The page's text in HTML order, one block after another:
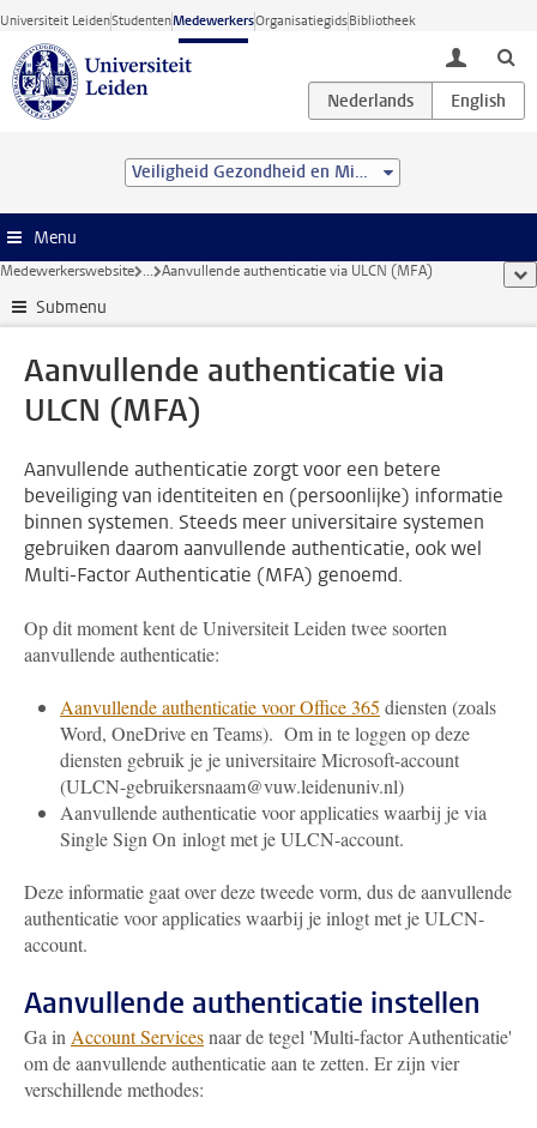
Ga direct naar de inhoud
Universiteit LeidenStudentenMedewerkersOrganisatiegidsBibliotheek
toggle
Veiligheid Gezondheid en Milieu
Menu
Medewerkerswebsite ... Aanvullende authenticatie via ULCN (MFA)
Submenu
Aanvullende authenticatie via
ULCN (MFA)
Aanvullende authenticatie zorgt voor een betere
beveiliging van identiteiten en (persoonlijke) informatie
binnen systemen. Steeds meer universitaire systemen
gebruiken daarom aanvullende authenticatie, ook wel
Multi-Factor Authenticatie (MFA) genoemd.
Op dit moment kent de Universiteit Leiden twee soorten
aanvullende authenticatie:
Aanvullende authenticatie voor Office 365 diensten (zoals
Word, OneDrive en Teams). Om in te loggen op deze
diensten gebruik je je universitaire Microsoft-account
(ULCN-gebruikersnaam@vuw.leidenuniv.nl)
Aanvullende authenticatie voor applicaties waarbij je via
Single Sign On inlogt met je ULCN-account.
Deze informatie gaat over deze tweede vorm, dus de aanvullende
authenticatie voor applicaties waarbij je inlogt met je ULCN-
account.
Aanvullende authenticatie instellen
Ga in Account Servicesnaar de tegel 'Multi-factor Authenticatie'
om de aanvullende authenticatie aan te zetten. Er zijn vier
verschillende methodes: